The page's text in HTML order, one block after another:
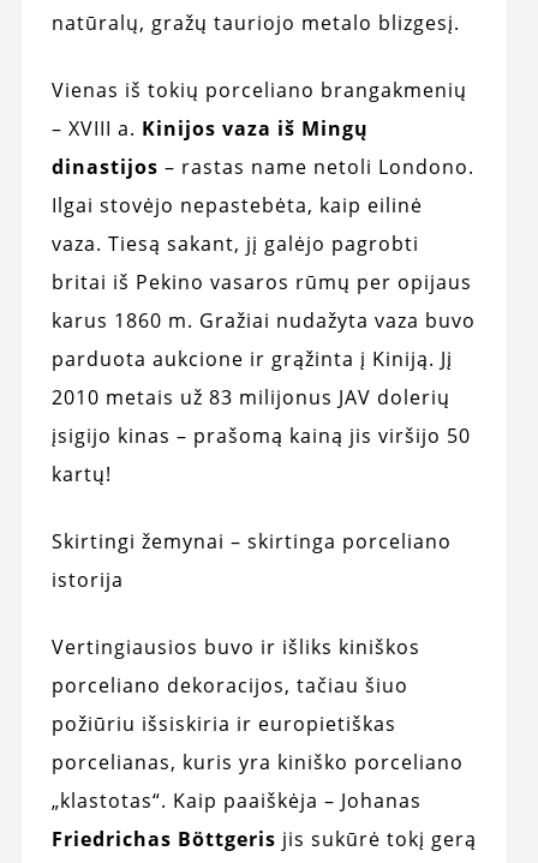
natūralų, gražų tauriojo metalo blizgesį.
Vienas iš tokių porceliano brangakmenių
– XVIII a. Kinijos vaza iš Mingų
dinastijos – rastas name netoli Londono.
Ilgai stovėjo nepastebėta, kaip eilinė
vaza. Tiesą sakant, jį galėjo pagrobti
britai iš Pekino vasaros rūmų per opijaus
karus 1860 m. Gražiai nudažyta vaza buvo
parduota aukcione ir grąžinta į Kiniją. Jį
2010 metais už 83 milijonus JAV dolerių
įsigijo kinas – prašomą kainą jis viršijo 50
kartų!
Skirtingi žemynai – skirtinga porceliano
istorija
Vertingiausios buvo ir išliks kiniškos
porceliano dekoracijos, tačiau šiuo
požiūriu išsiskiria ir europietiškas
porcelianas, kuris yra kiniško porceliano
„klastotas“. Kaip paaiškėja – Johanas
Friedrichas Böttgeris jis sukūrė tokį gerą